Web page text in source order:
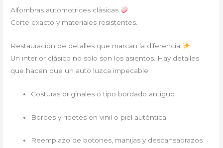
Alfombras automotrices clásicas
Corte exacto y materiales resistentes.
Restauración de detalles que marcan la diferencia
Un interior clásico no solo son los asientos. Hay detalles
que hacen que un auto luzca impecable:
Costuras originales o tipo bordado antiguo
Bordes y ribetes en vinil o piel auténtica
Reemplazo de botones, manijas y descansabrazos